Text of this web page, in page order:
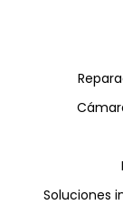
Soluciones